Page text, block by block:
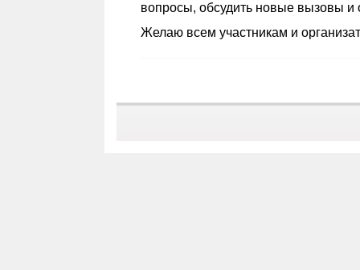
вопросы, обсудить новые вызовы
Желаю всем участникам и